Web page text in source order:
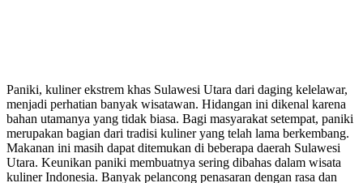
Paniki, kuliner ekstrem khas Sulawesi Utara dari daging kelelawar,
menjadi perhatian banyak wisatawan. Hidangan ini dikenal karena
bahan utamanya yang tidak biasa. Bagi masyarakat setempat, paniki
merupakan bagian dari tradisi kuliner yang telah lama berkembang.
Makanan ini masih dapat ditemukan di beberapa daerah Sulawesi
Utara. Keunikan paniki membuatnya sering dibahas dalam wisata
kuliner Indonesia. Banyak pelancong penasaran dengan rasa dan